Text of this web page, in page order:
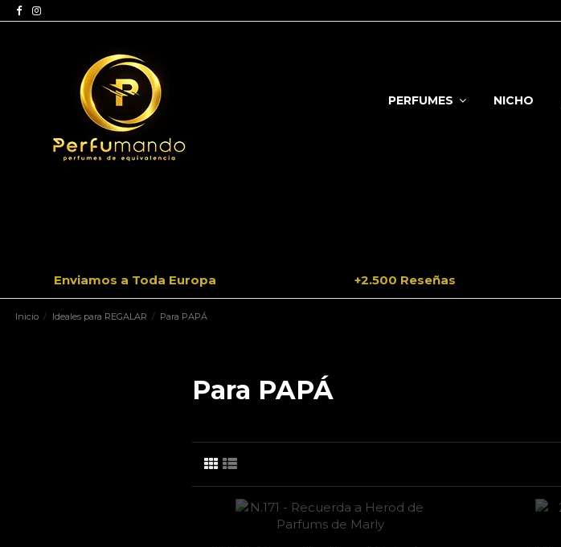
PERFUMES NICHO
Enviamos a Toda Europa +2.500 Reseñas
Inicio Ideales para REGALAR Para PAPÁ
Para PAPÁ